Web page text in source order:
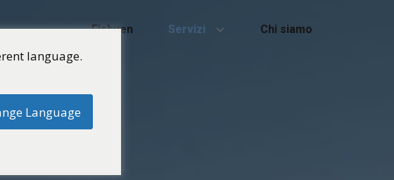
Fishven Servizi Chi siamo
language.
Language